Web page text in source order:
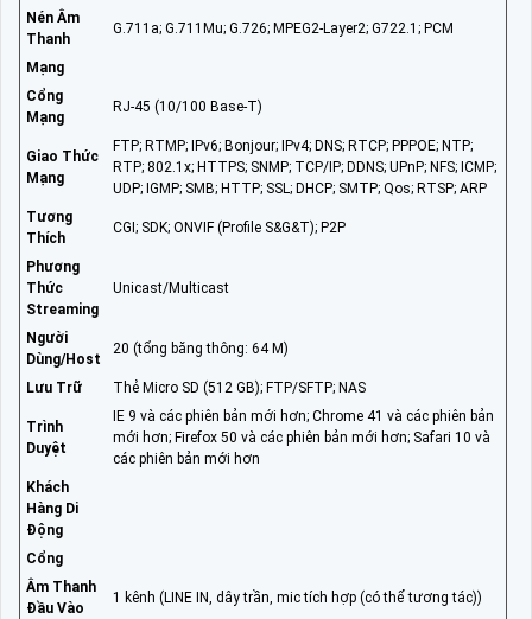
Nén Âm
Thanh
G.711a; G.711Mu; G.726; MPEG2-Layer2; G722.1; PCM
Mạng
Cổng
Mạng
RJ-45 (10/100 Base-T)
Giao Thức
Mạng
FTP; RTMP; IPv6; Bonjour; IPv4; DNS; RTCP; PPPOE; NTP;
RTP; 802.1x; HTTPS; SNMP; TCP/IP; DDNS; UPnP; NFS; ICMP;
UDP; IGMP; SMB; HTTP; SSL; DHCP; SMTP; Qos; RTSP; ARP
Tương
Thích
CGI; SDK; ONVIF (Profile S&G&T); P2P
Phương
Thức
Streaming
Unicast/Multicast
Người
Dùng/Host
20 (tổng băng thông: 64 M)
Lưu Trữ Thẻ Micro SD (512 GB); FTP/SFTP; NAS
Trình
Duyệt
IE 9 và các phiên bản mới hơn; Chrome 41 và các phiên bản
mới hơn; Firefox 50 và các phiên bản mới hơn; Safari 10 và
các phiên bản mới hơn
Khách
Hàng Di
Động
Cổng
Âm Thanh
Đầu Vào
1 kênh (LINE IN, dây trần, mic tích hợp (có thể tương tác))